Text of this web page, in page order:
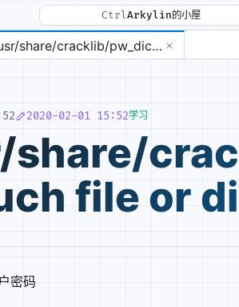
CtrlArkylin的小屋
Permission denied (13)的处理.md
"解决方案.md
ep'.md
蔽IP监测.md
"/usr/share/cracklib/pw_dict.pwd: No such file or directory"解决方法
2020-02-01 15:52学习
share/
file or
密码